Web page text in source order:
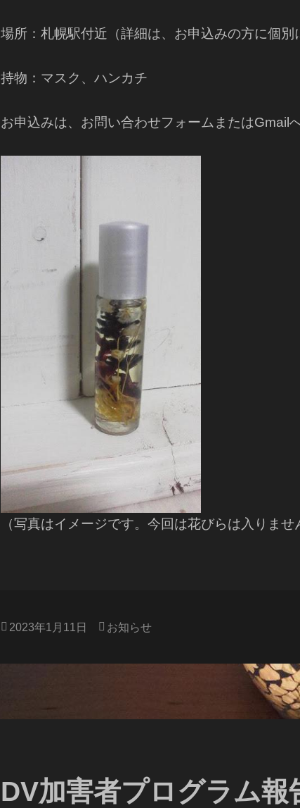
場所：札幌駅付近（詳細は、お申込みの方に個別
持物：マスク、ハンカチ
お申込みは、お問い合わせフォームまたはGmail
（写真はイメージです。今回は花びらは入りませ
投
2023年1月11日
カ
お知らせ
DV加害者プログラム報